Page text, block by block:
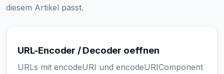
diesem Artikel passt.
URL-Encoder / Decoder oeffnen
URLs mit encodeURI und encodeURIComponent